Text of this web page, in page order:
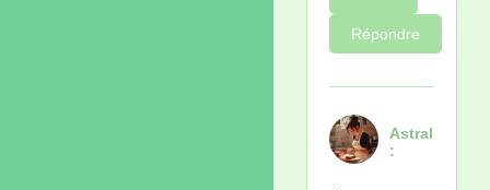
Répondre
Astral
: